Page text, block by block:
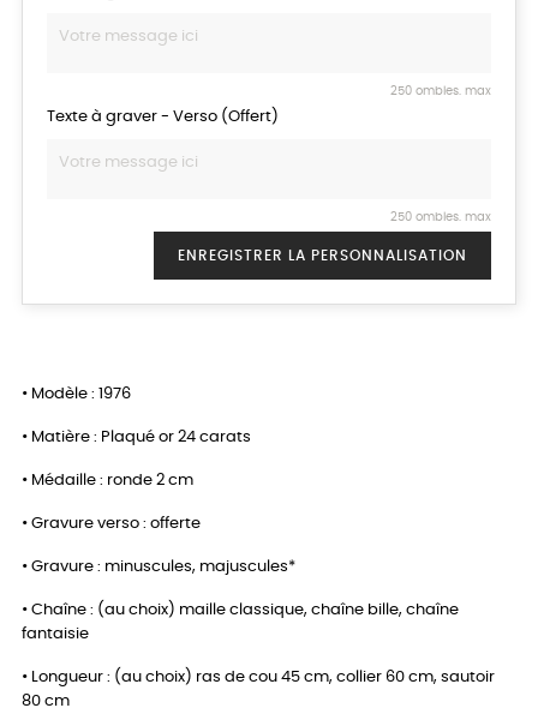
250 ombles. max
Texte à graver - Verso (Offert)
250 ombles. max
ENREGISTRER LA PERSONNALISATION
• Modèle : 1976
• Matière : Plaqué or 24 carats
• Médaille : ronde 2 cm
• Gravure verso : offerte
• Gravure : minuscules, majuscules*
• Chaîne : (au choix) maille classique, chaîne bille, chaîne
fantaisie
• Longueur : (au choix) ras de cou 45 cm, collier 60 cm, sautoir
80 cm